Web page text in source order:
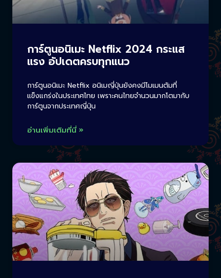
การ์ตูนอนิเมะ Netflix 2024 กระแส
แรง อัปเดตครบทุกแนว
การ์ตูนอนิเมะ Netflix อนิเมญี่ปุ่นยังคงมีโมเมนตัมที่
แข็งแกร่งในประเทศไทย เพราะคนไทยจำนวนมากโตมากับ
การ์ตูนจากประเทศญี่ปุ่น
อ่านเพิ่มเติมที่นี่ »